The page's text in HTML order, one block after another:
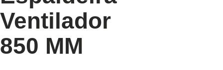
Ventilador
850 MM